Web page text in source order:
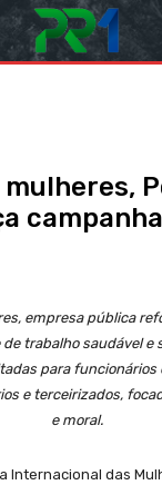
mulheres,
empresa pública
trabalho saudável e
para funcionários
e terceirizados,
e moral.
Internacional das